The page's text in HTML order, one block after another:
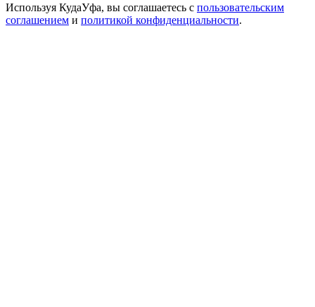
Используя КудаУфа, вы соглашаетесь с пользовательским
соглашением и политикой конфиденциальности.